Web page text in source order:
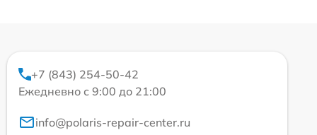
+7 (843) 254-50-42
Ежедневно с 9:00 до 21:00
info@polaris-repair-center.ru